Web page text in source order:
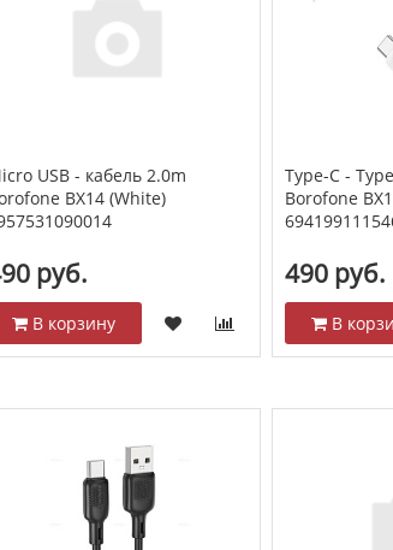
USB - кабель 2.0m
BX14 (White)
руб.
В корзину
Type-C -
Borofone
490 руб.
В